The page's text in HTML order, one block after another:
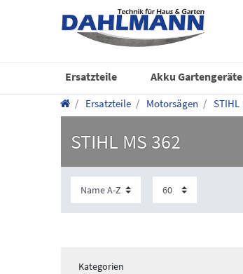
Ersatzteile Akku Gartengeräte
Ersatzteile Motorsägen STIHL
STIHL MS 362
Kategorien